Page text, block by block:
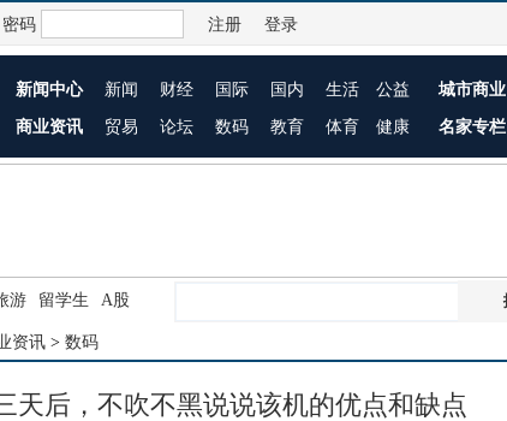
密码 注册 登录
新闻中心 新闻 财经 国际 国内 生活 公益
商业资讯 贸易 论坛 数码 教育 体育 健康
城市商业
名家专栏
游 留学生 A股
资讯 > 数码
天后，不吹不黑说说该机的优点和缺点